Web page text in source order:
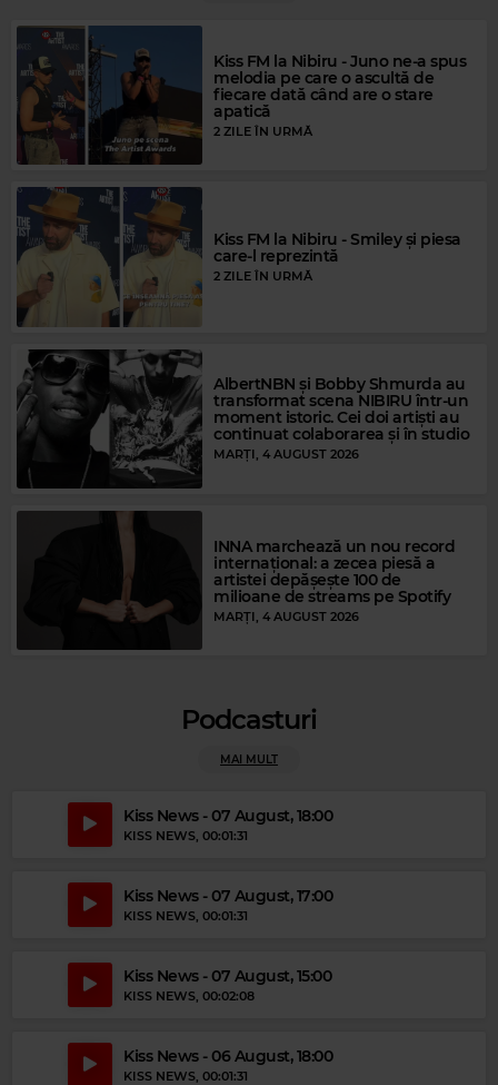
HENRIK FREISCHLADER–THE MEMORY OF OUR LOVE
Magic FM
PRETENDERS I'LL STAND BY YOU
Magic Gold
ELVIS PRESLEY
Kiss FM la Nibiru - Juno ne-a spus
melodia pe care o ascultă de
fiecare dată când are o stare
apatică
2 ZILE ÎN URMĂ
Kiss FM la Nibiru - Smiley și piesa
care-l reprezintă
2 ZILE ÎN URMĂ
AlbertNBN și Bobby Shmurda au
transformat scena NIBIRU într-un
moment istoric. Cei doi artiști au
continuat colaborarea și în studio
MARȚI, 4 AUGUST 2026
INNA marchează un nou record
internațional: a zecea piesă a
artistei depășește 100 de
milioane de streams pe Spotify
MARȚI, 4 AUGUST 2026
Podcasturi
MAI MULT
Kiss News - 07 August, 18:00
KISS NEWS, 00:01:31
Kiss News - 07 August, 17:00
KISS NEWS, 00:01:31
Kiss News - 07 August, 15:00
KISS NEWS, 00:02:08
Kiss News - 06 August, 18:00
KISS NEWS, 00:01:31